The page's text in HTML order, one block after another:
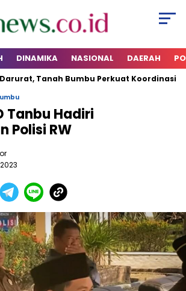
DINAMIKA NASIONAL DAERAH
Tanah Bumbu Perkuat Koordinasi
Tanbu Hadiri
Polisi RW